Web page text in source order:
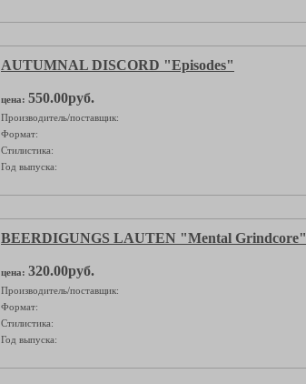
AUTUMNAL DISCORD "Episodes"
цена: 550.00руб.
Производитель/поставщик:
Формат:
Стилистика:
Год выпуска:
BEERDIGUNGS LAUTEN "Mental Grindcore"
цена: 320.00руб.
Производитель/поставщик:
Формат:
Стилистика:
Год выпуска: